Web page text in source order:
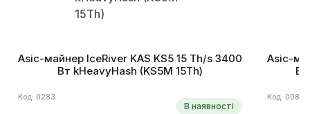
Asic-майнер IceRiver KAS KS5 15 Th/s 3400
Вт kHeavyHash (KS5M 15Th)
Код: 0283
В наявності
Asic-
Код: 0081